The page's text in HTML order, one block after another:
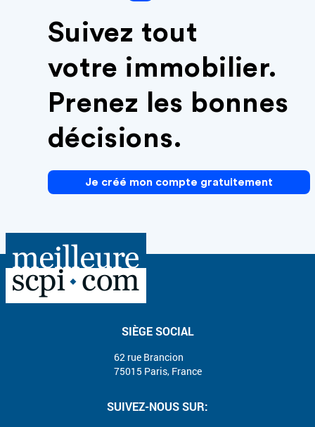
Suivez tout
votre immobilier.
Prenez les bonnes
décisions.
Je créé mon compte gratuitement
SIÈGE SOCIAL
62 rue Brancion
75015 Paris, France
SUIVEZ-NOUS SUR: